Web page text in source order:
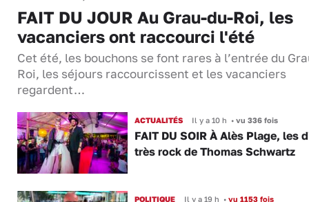
FAIT DU JOUR Au Grau-du-Roi, les
vacanciers ont raccourci l'été
Cet été, les bouchons se font rares à l’entrée du
Roi, les séjours raccourcissent et les vacanciers
regardent…
ACTUALITÉS Il y a 10 h •vu 336 fois
FAIT DU SOIR À Alès Plage, les
très rock de Thomas Schwartz
POLITIQUE Il y a 19 h •vu 1153 fois